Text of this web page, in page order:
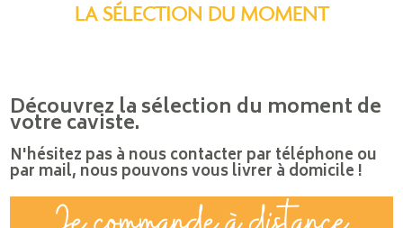
LA SÉLECTION DU MOMENT
Découvrez la sélection du moment de
votre caviste.
N'hésitez pas à nous contacter par téléphone ou
par mail, nous pouvons vous livrer à domicile !